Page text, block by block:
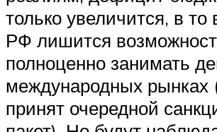
только увеличится, в то
РФ лишится
полноценно занимать
международных рынках
принят очередной